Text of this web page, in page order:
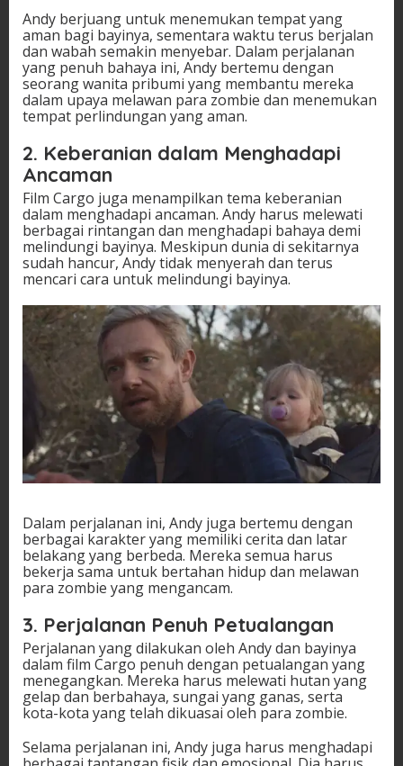
Andy berjuang untuk menemukan tempat yang
aman bagi bayinya, sementara waktu terus berjalan
dan wabah semakin menyebar. Dalam perjalanan
yang penuh bahaya ini, Andy bertemu dengan
seorang wanita pribumi yang membantu mereka
dalam upaya melawan para zombie dan menemukan
tempat perlindungan yang aman.
2. Keberanian dalam Menghadapi
Ancaman
Film Cargo juga menampilkan tema keberanian
dalam menghadapi ancaman. Andy harus melewati
berbagai rintangan dan menghadapi bahaya demi
melindungi bayinya. Meskipun dunia di sekitarnya
sudah hancur, Andy tidak menyerah dan terus
mencari cara untuk melindungi bayinya.
Dalam perjalanan ini, Andy juga bertemu dengan
berbagai karakter yang memiliki cerita dan latar
belakang yang berbeda. Mereka semua harus
bekerja sama untuk bertahan hidup dan melawan
para zombie yang mengancam.
3. Perjalanan Penuh Petualangan
Perjalanan yang dilakukan oleh Andy dan bayinya
dalam film Cargo penuh dengan petualangan yang
menegangkan. Mereka harus melewati hutan yang
gelap dan berbahaya, sungai yang ganas, serta
kota-kota yang telah dikuasai oleh para zombie.
Selama perjalanan ini, Andy juga harus menghadapi